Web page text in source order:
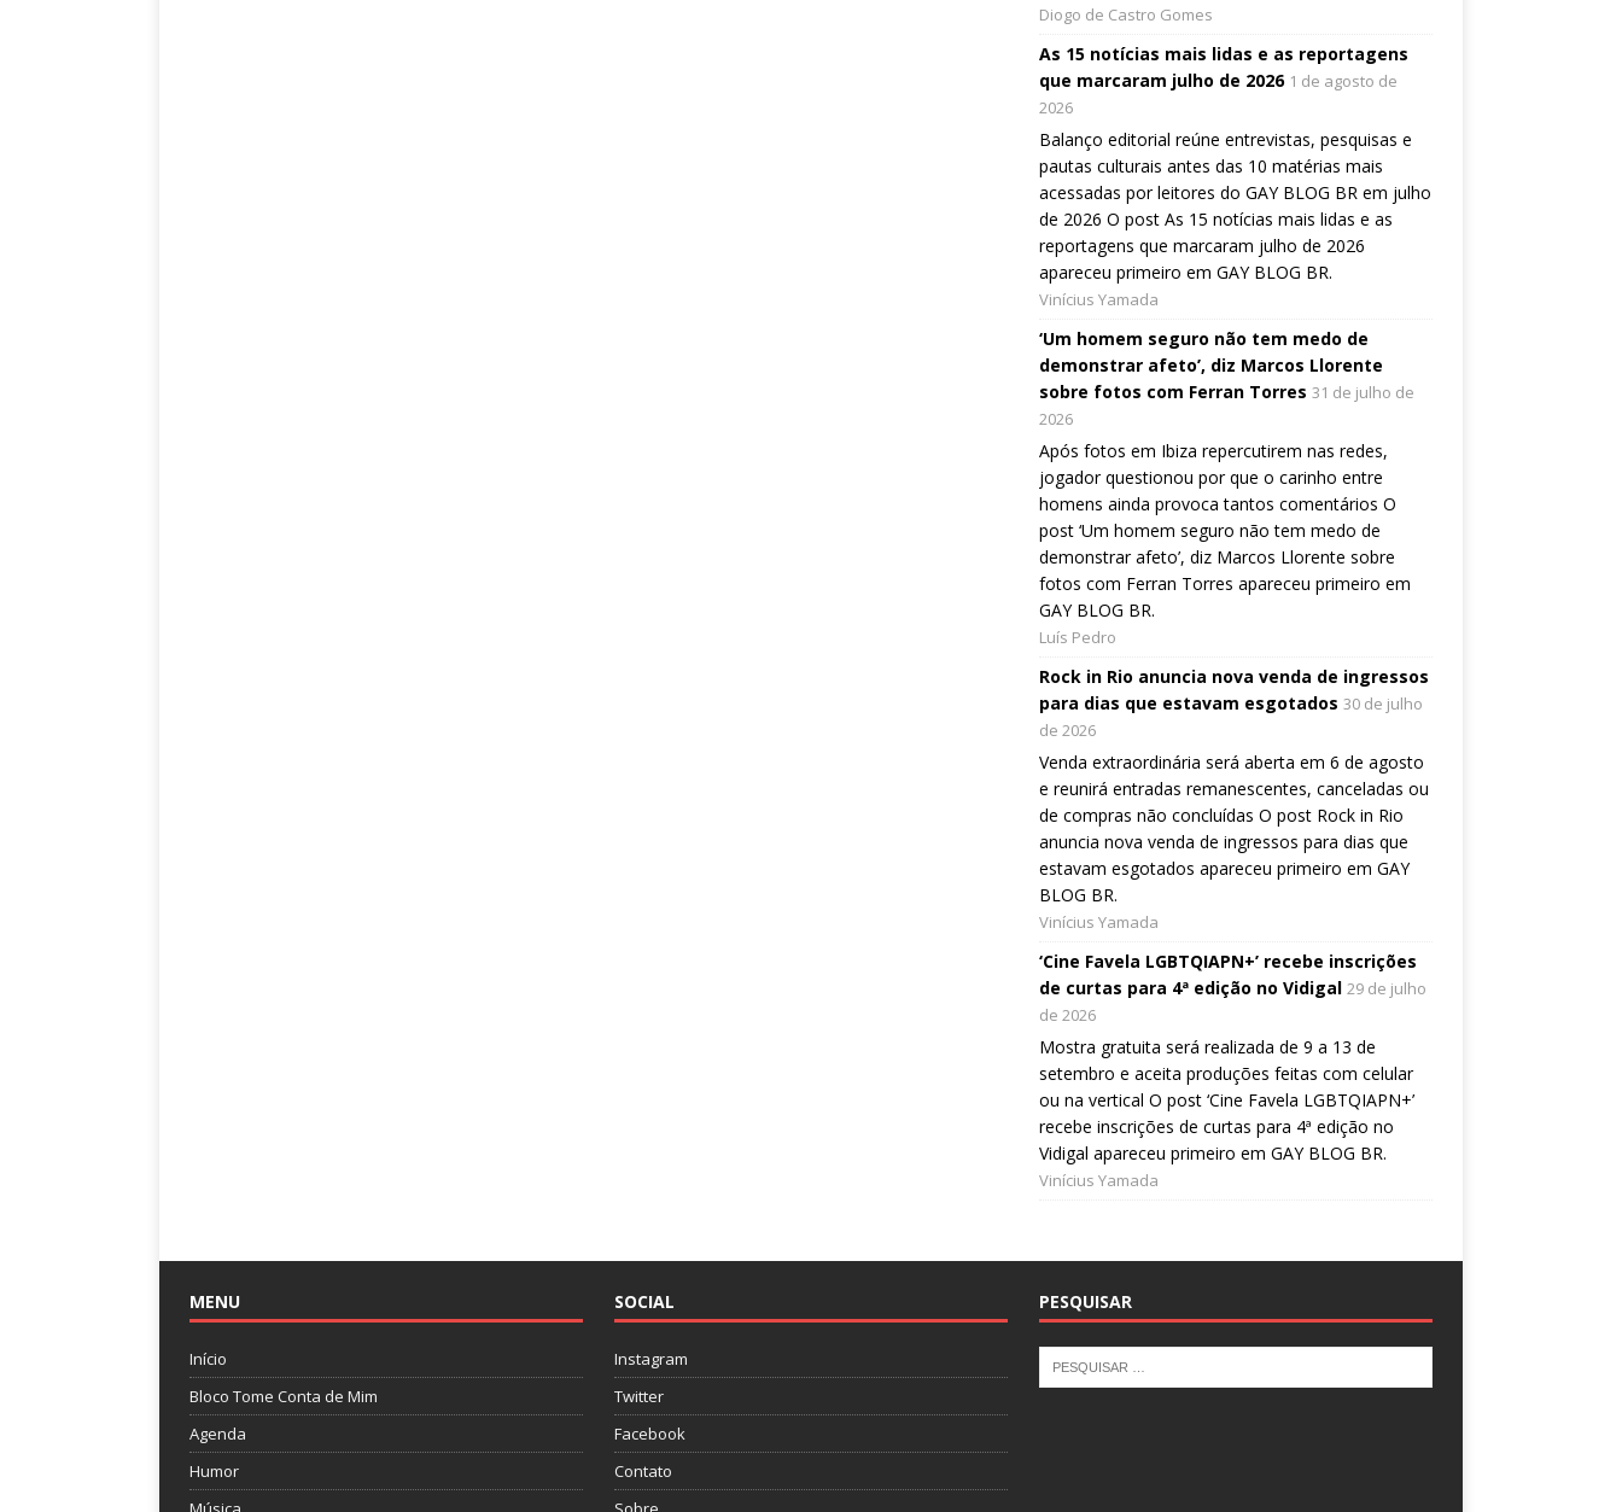
Diogo de Castro Gomes
As 15 notícias mais lidas e as reportagens
que marcaram julho de 2026 1 de agosto de
2026
Balanço editorial reúne entrevistas, pesquisas e
pautas culturais antes das 10 matérias mais
acessadas por leitores do GAY BLOG BR em julho
de 2026 O post As 15 notícias mais lidas e as
reportagens que marcaram julho de 2026
apareceu primeiro em GAY BLOG BR.
Vinícius Yamada
‘Um homem seguro não tem medo de
demonstrar afeto’, diz Marcos Llorente
sobre fotos com Ferran Torres 31 de julho de
2026
Após fotos em Ibiza repercutirem nas redes,
jogador questionou por que o carinho entre
homens ainda provoca tantos comentários O
post ‘Um homem seguro não tem medo de
demonstrar afeto’, diz Marcos Llorente sobre
fotos com Ferran Torres apareceu primeiro em
GAY BLOG BR.
Luís Pedro
Rock in Rio anuncia nova venda de ingressos
para dias que estavam esgotados 30 de julho
de 2026
Venda extraordinária será aberta em 6 de agosto
e reunirá entradas remanescentes, canceladas ou
de compras não concluídas O post Rock in Rio
anuncia nova venda de ingressos para dias que
estavam esgotados apareceu primeiro em GAY
BLOG BR.
Vinícius Yamada
‘Cine Favela LGBTQIAPN+’ recebe inscrições
de curtas para 4ª edição no Vidigal 29 de julho
de 2026
Mostra gratuita será realizada de 9 a 13 de
setembro e aceita produções feitas com celular
ou na vertical O post ‘Cine Favela LGBTQIAPN+’
recebe inscrições de curtas para 4ª edição no
Vidigal apareceu primeiro em GAY BLOG BR.
Vinícius Yamada
MENU
Início
Bloco Tome Conta de Mim
Agenda
Humor
SOCIAL
Instagram
Twitter
Facebook
Contato
PESQUISAR